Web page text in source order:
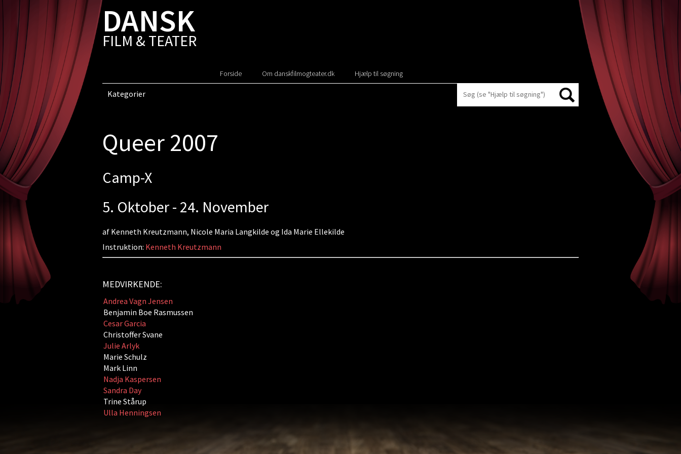
DANSK
FILM & TEATER
Forside Om danskfilmogteater.dk Hjælp til søgning
Kategorier
Queer 2007
Camp-X
5. Oktober - 24. November
af Kenneth Kreutzmann, Nicole Maria Langkilde og Ida Marie Ellekilde
Instruktion: Kenneth Kreutzmann
MEDVIRKENDE:
Andrea Vagn Jensen
Benjamin Boe Rasmussen
Cesar Garcia
Christoffer Svane
Julie Arlyk
Marie Schulz
Mark Linn
Nadja Kaspersen
Sandra Day
Trine Stårup
Ulla Henningsen